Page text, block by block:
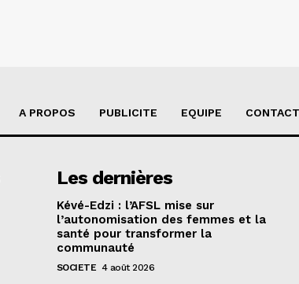
A PROPOS PUBLICITE EQUIPE CONTACT
Les dernières
Kévé-Edzi : l’AFSL mise sur
l’autonomisation des femmes et la
santé pour transformer la
communauté
SOCIETE 4 août 2026